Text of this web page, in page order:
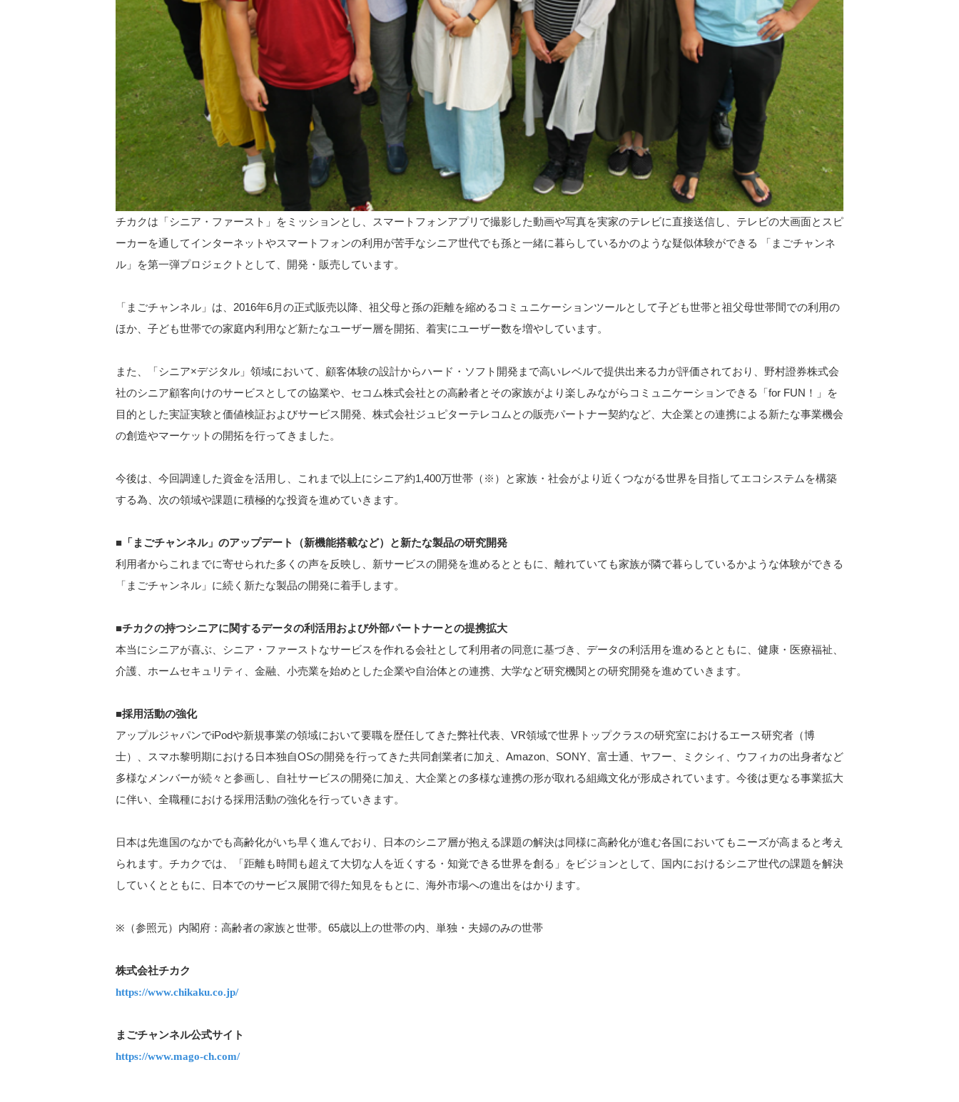
チカクは「シニア・ファースト」をミッションとし、スマートフォンアプリで撮影した動画や写真を実家のテレビに直接送信し、テレビの大画面とスピ
ーカーを通してインターネットやスマートフォンの利用が苦手なシニア世代でも孫と一緒に暮らしているかのような疑似体験ができる 「まごチャンネ
ル」を第一弾プロジェクトとして、開発・販売しています。
「まごチャンネル」は、2016年6月の正式販売以降、祖父母と孫の距離を縮めるコミュニケーションツールとして子ども世帯と祖父母世帯間での利用の
ほか、子ども世帯での家庭内利用など新たなユーザー層を開拓、着実にユーザー数を増やしています。
また、「シニア×デジタル」領域において、顧客体験の設計からハード・ソフト開発まで高いレベルで提供出来る力が評価されており、野村證券株式会
社のシニア顧客向けのサービスとしての協業や、セコム株式会社との高齢者とその家族がより楽しみながらコミュニケーションできる「for FUN！」を
目的とした実証実験と価値検証およびサービス開発、株式会社ジュピターテレコムとの販売パートナー契約など、大企業との連携による新たな事業機会
の創造やマーケットの開拓を行ってきました。
今後は、今回調達した資金を活用し、これまで以上にシニア約1,400万世帯（※）と家族・社会がより近くつながる世界を目指してエコシステムを構築
する為、次の領域や課題に積極的な投資を進めていきます。
■「まごチャンネル」のアップデート（新機能搭載など）と新たな製品の研究開発
利用者からこれまでに寄せられた多くの声を反映し、新サービスの開発を進めるとともに、離れていても家族が隣で暮らしているかような体験ができる
「まごチャンネル」に続く新たな製品の開発に着手します。
■チカクの持つシニアに関するデータの利活用および外部パートナーとの提携拡大
本当にシニアが喜ぶ、シニア・ファーストなサービスを作れる会社として利用者の同意に基づき、データの利活用を進めるとともに、健康・医療福祉、
介護、ホームセキュリティ、金融、小売業を始めとした企業や自治体との連携、大学など研究機関との研究開発を進めていきます。
■採用活動の強化
アップルジャパンでiPodや新規事業の領域において要職を歴任してきた弊社代表、VR領域で世界トップクラスの研究室におけるエース研究者（博
士）、スマホ黎明期における日本独自OSの開発を行ってきた共同創業者に加え、Amazon、SONY、富士通、ヤフー、ミクシィ、ウフィカの出身者など
多様なメンバーが続々と参画し、自社サービスの開発に加え、大企業との多様な連携の形が取れる組織文化が形成されています。今後は更なる事業拡大
に伴い、全職種における採用活動の強化を行っていきます。
日本は先進国のなかでも高齢化がいち早く進んでおり、日本のシニア層が抱える課題の解決は同様に高齢化が進む各国においてもニーズが高まると考え
られます。チカクでは、「距離も時間も超えて大切な人を近くする・知覚できる世界を創る」をビジョンとして、国内におけるシニア世代の課題を解決
していくとともに、日本でのサービス展開で得た知見をもとに、海外市場への進出をはかります。
※（参照元）内閣府：高齢者の家族と世帯。65歳以上の世帯の内、単独・夫婦のみの世帯
株式会社チカク
https://www.chikaku.co.jp/
まごチャンネル公式サイト
https://www.mago-ch.com/